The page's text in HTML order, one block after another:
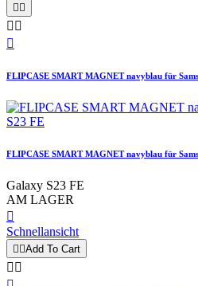

 

FLIPCASE SMART MAGNET navyblau für
FLIPCASE SMART MAGNET navyblau für
Galaxy S23 FE
AM LAGER

Schnellansicht
 Add To Cart
 